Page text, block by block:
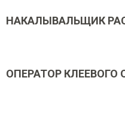
НАКАЛЫВАЛЬЩИК
ОПЕРАТОР КЛЕЕВОГО